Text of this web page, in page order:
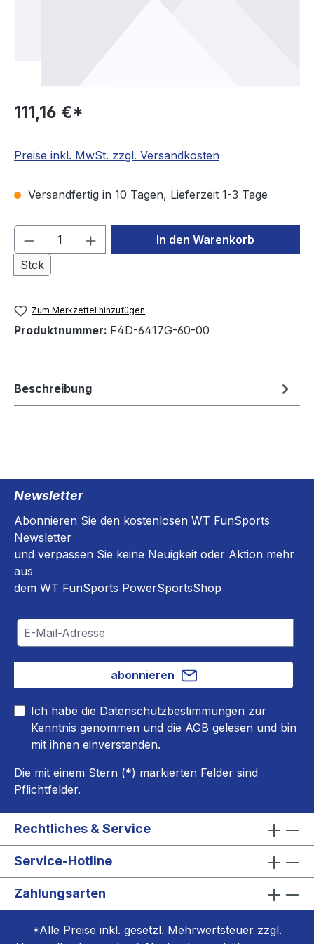
111,16 €*
Preise inkl. MwSt. zzgl. Versandkosten
Versandfertig in 10 Tagen, Lieferzeit 1-3 Tage
Produkt Anzahl: Gib den
Stck
In den Warenkorb
Zum Merkzettel hinzufügen
Produktnummer: F4D-6417G-60-00
Beschreibung
Newsletter
Abonnieren Sie den kostenlosen WT FunSports
Newsletter
und verpassen Sie keine Neuigkeit oder Aktion mehr
aus
dem WT FunSports PowerSportsShop
abonnieren
Ich habe die Datenschutzbestimmungen zur
Kenntnis genommen und die AGB gelesen und bin
mit ihnen einverstanden.
Die mit einem Stern (*) markierten Felder sind
Pflichtfelder.
Rechtliches & Service
Service-Hotline
Zahlungsarten
*Alle Preise inkl. gesetzl. Mehrwertsteuer zzgl.